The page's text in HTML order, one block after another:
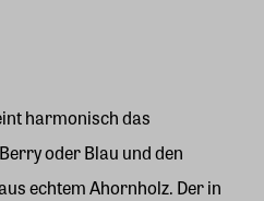
harmonisch das
oder Blau und den
echtem Ahornholz. Der in